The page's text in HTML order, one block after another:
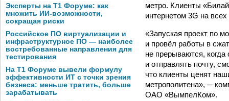
Эксперты на Т1 Форуме: как
множить ИИ-возможности,
сокращая риски
Российское ПО виртуализации и
инфраструктурное ПО — наиболее
востребованные направления для
тестирования
На Т1 Форуме вывели формулу
эффективности ИТ с точки зрения
бизнеса: меньше тратить, больше
зарабатывать
метро. Клиенты
интернетом 3G на
«Запуская проект по
и провёл работы в
не прерываются, когда
и отправлять почту,
что клиенты ценят
метрополитена», ─
ОАО «ВымпелКом».